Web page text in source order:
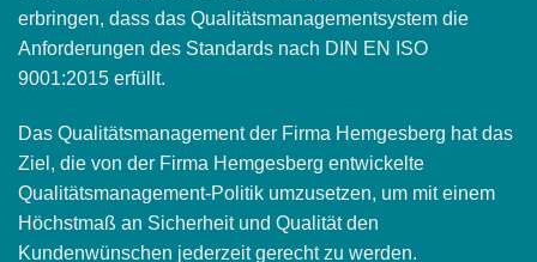
erbringen, dass das Qualitätsmanagementsystem die
Anforderungen des Standards nach DIN EN ISO
9001:2015 erfüllt.
Das Qualitätsmanagement der Firma Hemgesberg hat das
Ziel, die von der Firma Hemgesberg entwickelte
Qualitätsmanagement-Politik umzusetzen, um mit einem
Höchstmaß an Sicherheit und Qualität den
Kundenwünschen jederzeit gerecht zu werden.